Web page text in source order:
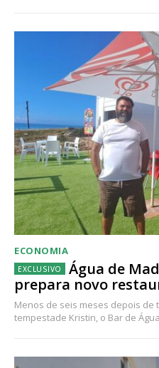
ECONOMIA
Água de
prepara novo
Menos de seis meses depois
tempestade Kristin, o Bar de